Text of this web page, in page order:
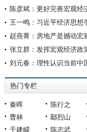
陈彦斌：更好完善宏观经
王一鸣：习近平经济思想
赵燕菁：房地产是撼动宏
张立群：发挥宏观经济政
刘元春：理性认识当前中
热门专栏
秦晖 陈行之
曹林
鄢烈山
于建嵘
陈志武